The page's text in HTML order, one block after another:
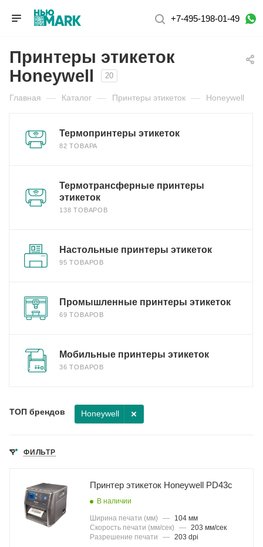
+7-495-198-01-49
Принтеры этикеток
Honeywell
20
Главная — Каталог — Принтеры этикеток — Honeywell
Термопринтеры этикеток
82 ТОВАРА
Термотрансферные принтеры
этикеток
138 ТОВАРОВ
Настольные принтеры этикеток
95 ТОВАРОВ
Промышленные принтеры этикеток
69 ТОВАРОВ
Мобильные принтеры этикеток
36 ТОВАРОВ
ТОП брендов Honeywell
ФИЛЬТР
Принтер этикеток Honeywell PD43c
В наличии
Ширина печати (мм) —
104 мм
Скорость печати (мм/сек)
— 203 мм/сек
Разрешение печати
— 203 dpi